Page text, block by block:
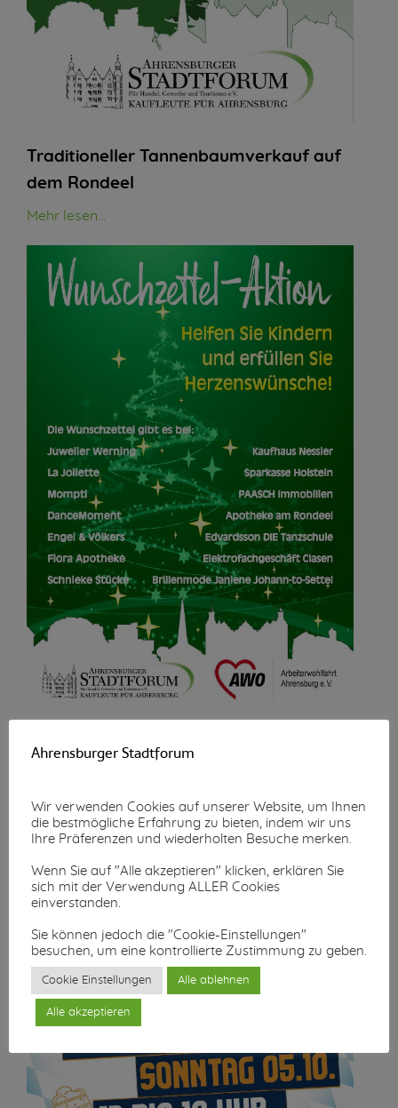
Traditioneller Tannenbaumverkauf auf
dem Rondeel
Mehr lesen...
Wunschzettel-Aktion
Ahrensburger Stadtforum
Wir verwenden Cookies auf unserer Website, um Ihnen
die bestmögliche Erfahrung zu bieten, indem wir uns
Ihre Präferenzen und wiederholten Besuche merken.
Wenn Sie auf "Alle akzeptieren" klicken, erklären Sie
sich mit der Verwendung ALLER Cookies
einverstanden.
Sie können jedoch die "Cookie-Einstellungen"
besuchen, um eine kontrollierte Zustimmung zu geben.
Cookie Einstellungen Alle ablehnen
Alle akzeptieren